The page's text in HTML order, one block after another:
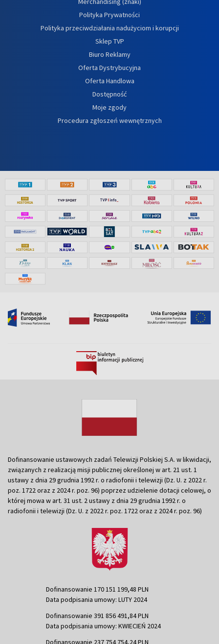
Polityka Prywatności
Polityka przeciwdziałania nadużyciom i korupcji
Sklep TVP
Biuro Reklamy
Oferta Dystrybucyjna
Oferta Handlowa
Dostępność
Moje zgody
Procedura zgłoszeń wewnętrznych
Dofinansowanie ustawowych zadań Telewizji Polskiej S.A. w likwidacji,
związanych z realizacją misji publicznej określonej w art. 21 ust. 1
ustawy z dnia 29 grudnia 1992 r. o radiofonii i telewizji (Dz. U. z 2022 r.
poz. 1722 oraz z 2024 r. poz. 96) poprzez udzielenie dotacji celowej, o
której mowa w art. 31 ust. 2 ustawy z dnia 29 grudnia 1992 r. o
radiofonii i telewizji (Dz. U. z 2022 r. poz. 1722 oraz z 2024 r. poz. 96)
Dofinansowanie 170 151 199,48 PLN
Data podpisania umowy: LUTY 2024
Dofinansowanie 391 856 491,84 PLN
Data podpisania umowy: KWIECIEŃ 2024
Dofinansowanie 237 754 754,24 PLN